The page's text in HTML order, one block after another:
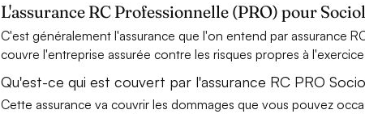
L'assurance RC Professionnelle (PRO) pour
C'est généralement l'assurance que l'on entend par assurance
couvre l'entreprise assurée contre les risques propres à
Qu'est-ce qui est couvert par l'assurance RC PRO
Cette assurance va couvrir les dommages que vous pouvez